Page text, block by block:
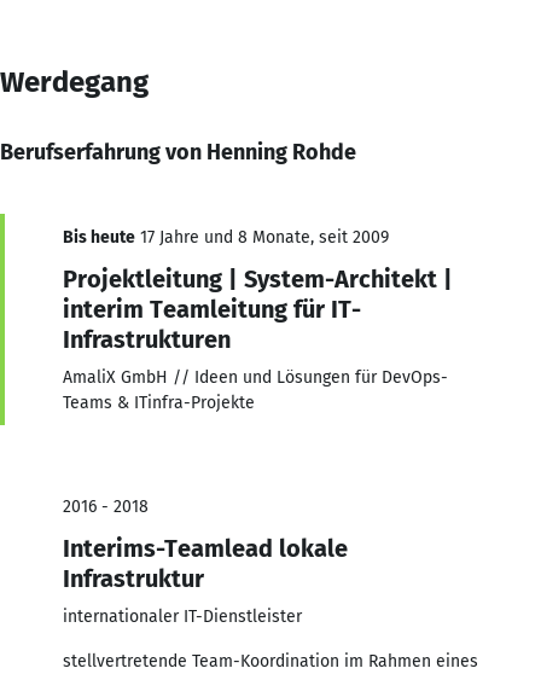
Werdegang
Berufserfahrung von Henning Rohde
Bis heute 17 Jahre und 8 Monate, seit 2009
Projektleitung | System-Architekt |
interim Teamleitung für IT-
Infrastrukturen
AmaliX GmbH // Ideen und Lösungen für DevOps-
Teams & ITinfra-Projekte
2016 - 2018
Interims-Teamlead lokale
Infrastruktur
internationaler IT-Dienstleister
stellvertretende Team-Koordination im Rahmen eines